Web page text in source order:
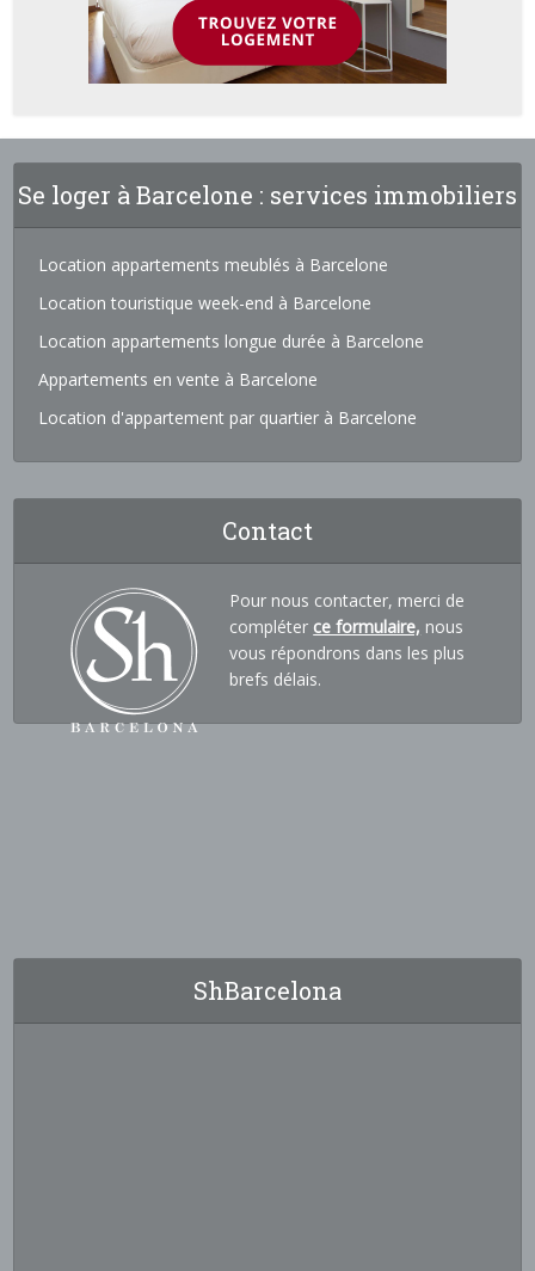
Se loger à Barcelone : services immobiliers
Location appartements meublés à Barcelone
Location touristique week-end à Barcelone
Location appartements longue durée à Barcelone
Appartements en vente à Barcelone
Location d'appartement par quartier à Barcelone
Contact
Pour nous contacter, merci de
compléter ce formulaire, nous
vous répondrons dans les plus
brefs délais.
ShBarcelona